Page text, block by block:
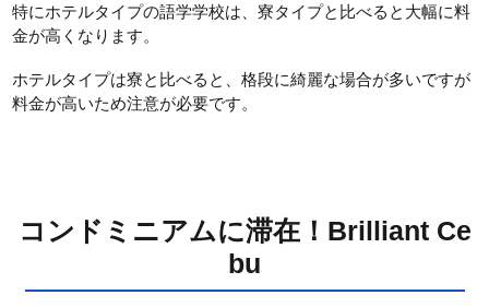
特にホテルタイプの語学学校は、寮タイプと比べると大幅に料
金が高くなります。
ホテルタイプは寮と比べると、格段に綺麗な場合が多いですが
料金が高いため注意が必要です。
コンドミニアムに滞在！Brilliant Ce
bu